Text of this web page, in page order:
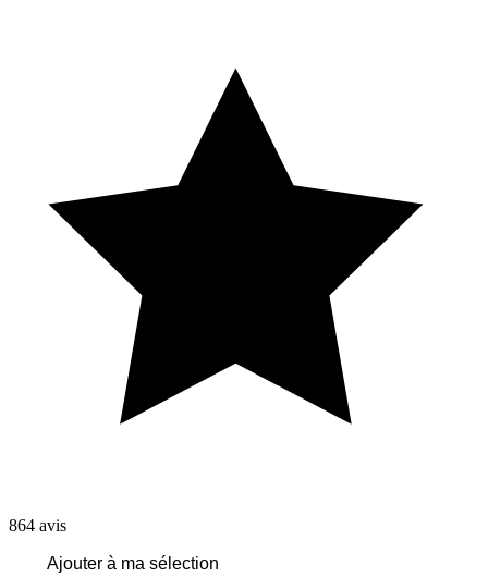
864 avis
Ajouter à ma sélection